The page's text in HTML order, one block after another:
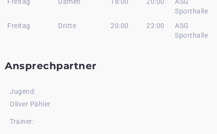
Sporthalle
Freitag
Dritte 20:00 22:00
ASG
Sporthalle
Ansprechpartner
Jugend:
Oliver Pähler
Trainer: